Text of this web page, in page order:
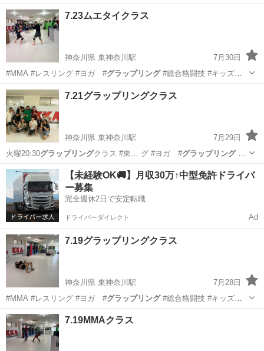
スリン…
神奈川 横浜市 東神奈川駅
7.23ムエタイクラス
神奈川県 東神奈川駅
7月30日
#MMA #レスリング #ヨガ #グラップリング#総合格闘技 #キッズレ
スリン…
神奈川 横浜市 東神奈川駅 空手/他格闘技
7.21グラップリングクラス
神奈川県 東神奈川駅
7月29日
火曜20:30グラップリング クラス #東… グ #ヨガ #グラップリング#
総合格闘技…
神奈川 横浜市 東神奈川駅 空手/他格闘技
グラップリング
【未経験OK🚚】月収30万↑中型免許ドライバ
ー募集
完全週休2日で安定転職
ドライバーダイレクト Ad
7.19グラップリングクラス
神奈川県 東神奈川駅
7月28日
#MMA #レスリング #ヨガ #グラップリング#総合格闘技 #キッズレ
スリン…
神奈川 横浜市 東神奈川駅
グラップリング
7.19MMAクラス